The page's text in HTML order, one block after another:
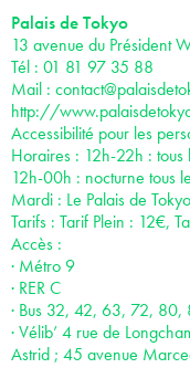
Palais de Tokyo
13 avenue du Président
Tél : 01 81 97 35 88
Mail :
http://
Accessibilité pour les
Horaires : 12h-22h : tous
12h-00h : nocturne tous
Mardi : Le Palais de
Tarifs : Tarif Plein : 12€,
Accès :
· Métro 9
· RER C
· Bus 32, 42, 63, 72, 80,
· Vélib’ 4 rue de
Astrid ; 45 avenue